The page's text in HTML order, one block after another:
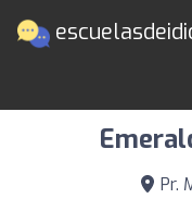
Pr.